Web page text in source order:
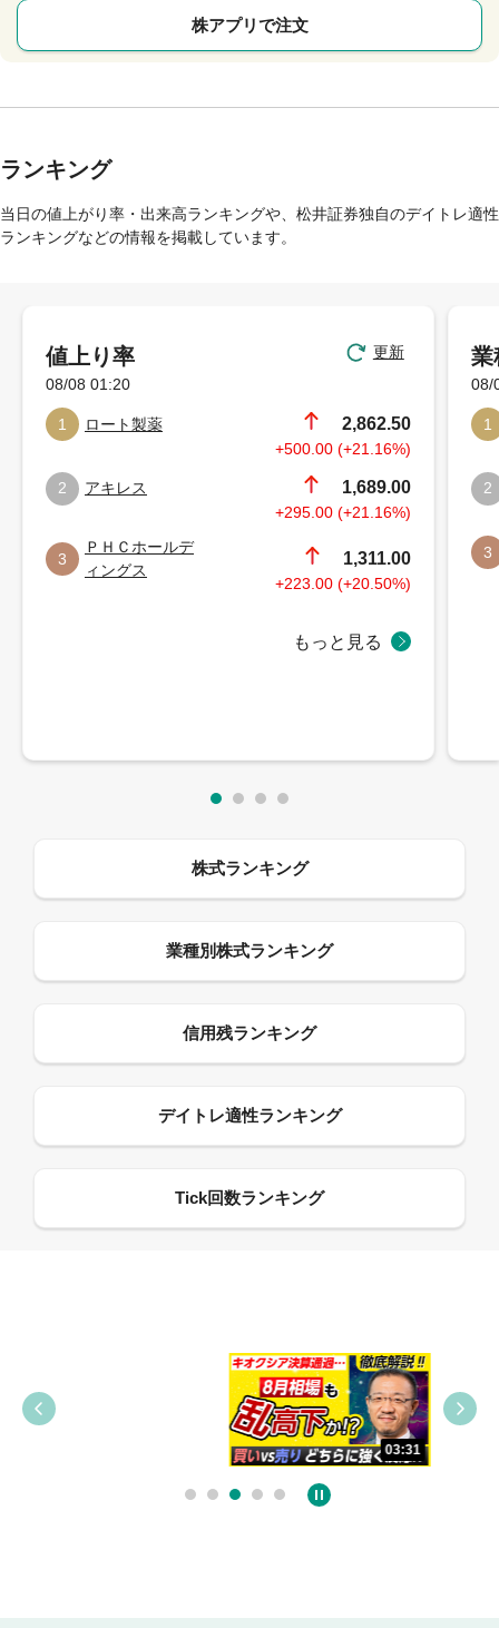
株アプリで注文
ランキング
当日の値上がり率・出来高ランキングや、松井証券独自のデイトレ適性
ランキングなどの情報を掲載しています。
03:31